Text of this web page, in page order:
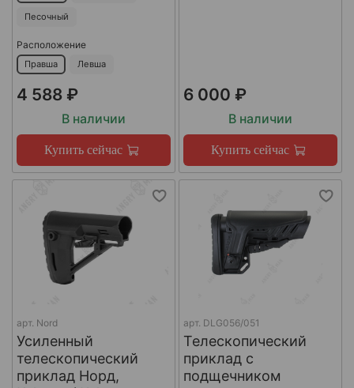
Песочный
Расположение
Правша Левша
4 588 ₽
В наличии
Купить сейчас
6 000 ₽
В наличии
Купить сейчас
арт. Nord
Усиленный
телескопический
приклад Норд,
арт. DLG056/051
Телескопический
приклад с
подщечником